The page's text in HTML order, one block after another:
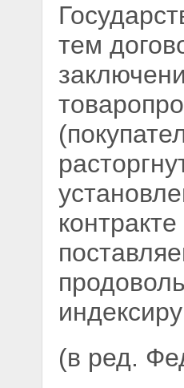
тем
(в ред.